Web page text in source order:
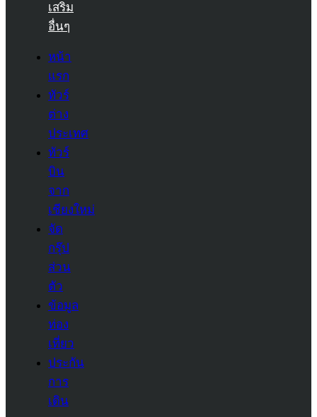
เสริม
อื่นๆ
หน้า
แรก
ทัวร์
ต่าง
ประเทศ
ทัวร์
บิน
จาก
เชียงใหม่
จัด
กรุ๊ป
ส่วน
ตัว
ข้อมูล
ท่อง
เที่ยว
ประกัน
การ
เดิน